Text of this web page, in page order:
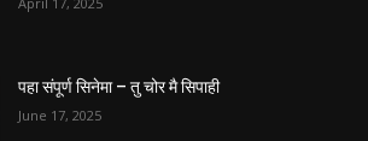
पहा संपूर्ण सिनेमा – तु चोर मै सिपाही
June 17, 2025